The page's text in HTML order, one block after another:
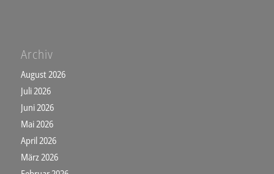
Archiv
August 2026
Juli 2026
Juni 2026
Mai 2026
April 2026
März 2026